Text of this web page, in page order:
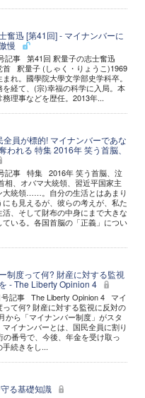
奮迅 [第41回] - マイナンバーに
慢
記事 第41回 釈量子の志士奮迅
首 釈量子 (しゃく・りょうこ)1969
れ。國學院大學文学部史学科卒。
を経て、(宗)幸福の科学に入局。本
理事などを歴任。2013年...
員が標的! マイナンバーであな
われる 特集 2016年 笑う首脳、
記事 特集 2016年 笑う首脳、泣
相、オバマ大統領、習近平国家主
大統領……。自分の生活とはあまり
も見えるが、彼らの考えが、私た
活、そして財布の中身にまで大きな
ている。各国首脳の「正義」につい
制度って何? 財産に対する監視
- The Liberty Opinion 4
号記事 The Liberty Opinion 4 マイ
って何? 財産に対する監視に反対の
ら「マイナンバー制度」がスタ
マイナンバーとは、国民全員に割り
の番号で、今後、年金を受け取っ
続きをし...
る基礎知識